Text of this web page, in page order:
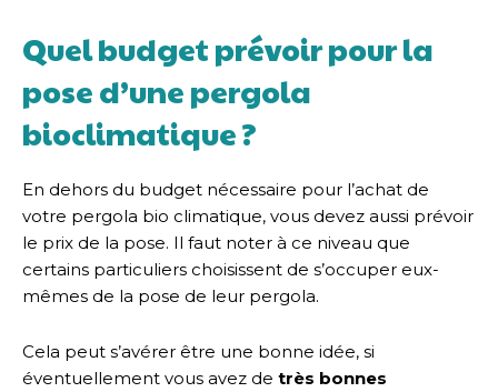
Quel budget prévoir pour la
pose d’une pergola
bioclimatique ?
En dehors du budget nécessaire pour l’achat de
votre pergola bio climatique, vous devez aussi prévoir
le prix de la pose. Il faut noter à ce niveau que
certains particuliers choisissent de s’occuper eux-
mêmes de la pose de leur pergola.
Cela peut s’avérer être une bonne idée, si
éventuellement vous avez de très bonnes